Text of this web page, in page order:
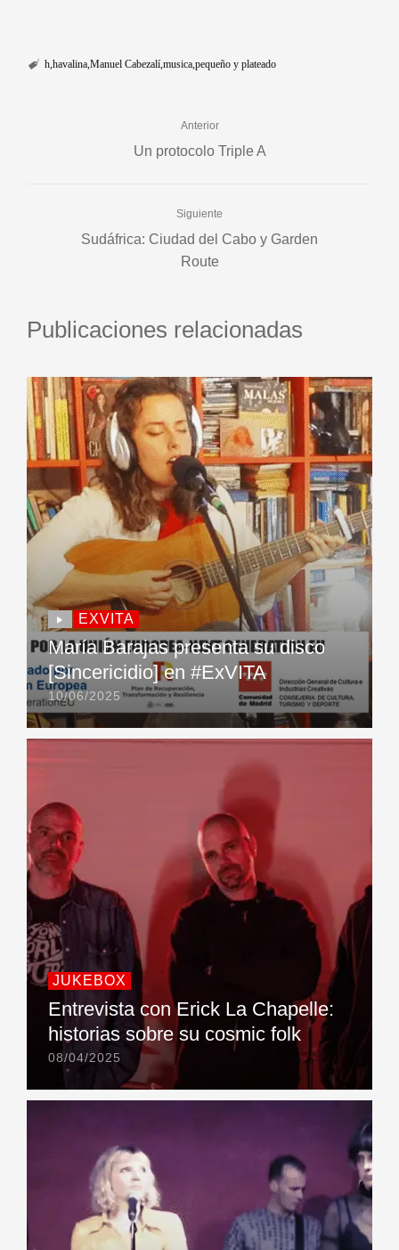
h havalina Manuel Cabezalí musica pequeño y plateado
Anterior
Un protocolo Triple A
Siguiente
Sudáfrica: Ciudad del Cabo y Garden
Route
Publicaciones relacionadas
EXVITA
María Barajas presenta su disco
[Sincericidio] en #ExVITA
10/06/2025
JUKEBOX
Entrevista con Erick La Chapelle:
historias sobre su cosmic folk
08/04/2025